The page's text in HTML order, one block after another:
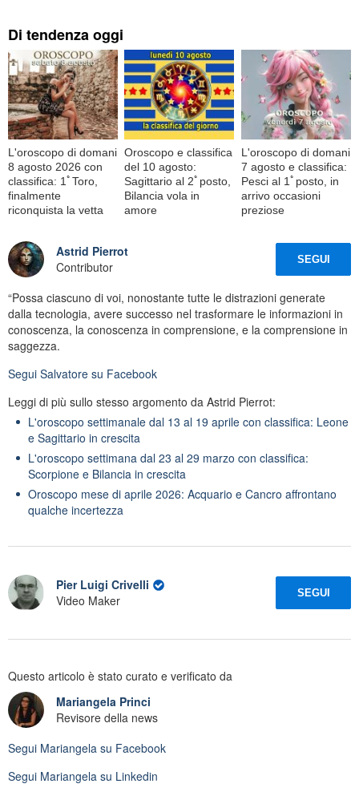
Di tendenza oggi
L'oroscopo di domani
8 agosto 2026 con
classifica: 1ﾟToro,
finalmente
riconquista la vetta
Oroscopo e classifica
del 10 agosto:
Sagittario al 2ﾟposto,
Bilancia vola in
amore
L'oroscopo di domani
7 agosto e classifica:
Pesci al 1ﾟposto, in
arrivo occasioni
preziose
Astrid Pierrot
Contributor
SEGUI
“Possa ciascuno di voi, nonostante tutte le distrazioni generate
dalla tecnologia, avere successo nel trasformare le informazioni in
conoscenza, la conoscenza in comprensione, e la comprensione in
saggezza.
Segui Salvatore su Facebook
Leggi di più sullo stesso argomento da Astrid Pierrot:
L'oroscopo settimanale dal 13 al 19 aprile con classifica: Leone
e Sagittario in crescita
L'oroscopo settimana dal 23 al 29 marzo con classifica:
Scorpione e Bilancia in crescita
Oroscopo mese di aprile 2026: Acquario e Cancro affrontano
qualche incertezza
Pier Luigi Crivelli
Video Maker
SEGUI
Questo articolo è stato curato e verificato da
Mariangela Princi
Revisore della news
Segui Mariangela su Facebook
Segui Mariangela su Linkedin